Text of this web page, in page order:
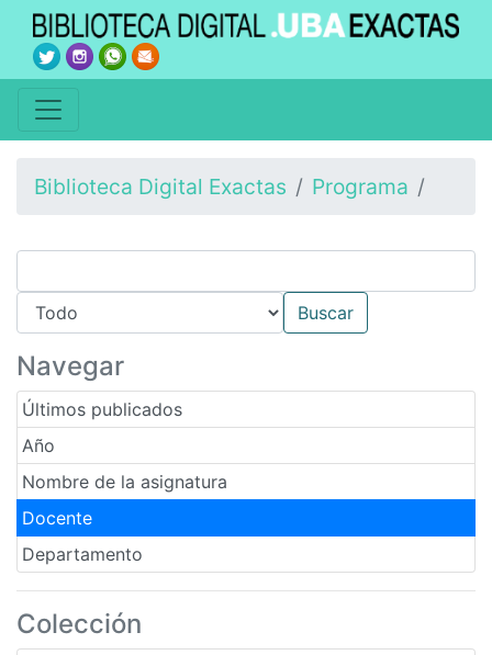
Biblioteca Digital Exactas Programa
Navegar
Últimos publicados
Año
Nombre de la asignatura
Docente
Departamento
Colección